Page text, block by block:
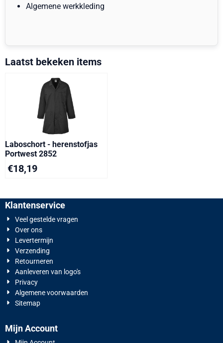
Algemene werkkleding
Laatst bekeken items
Laboschort - herenstofjas
Portwest 2852
€18,19
Klantenservice
Veel gestelde vragen
Over ons
Levertermijn
Verzending
Retourneren
Aanleveren van logo's
Privacy
Algemene voorwaarden
Sitemap
Mijn Account